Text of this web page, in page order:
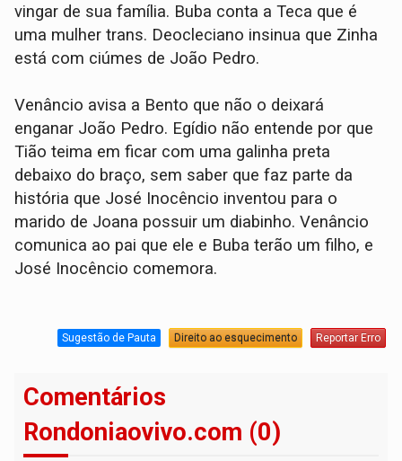
vingar de sua família. Buba conta a Teca que é
uma mulher trans. Deocleciano insinua que Zinha
está com ciúmes de João Pedro.
Venâncio avisa a Bento que não o deixará
enganar João Pedro. Egídio não entende por que
Tião teima em ficar com uma galinha preta
debaixo do braço, sem saber que faz parte da
história que José Inocêncio inventou para o
marido de Joana possuir um diabinho. Venâncio
comunica ao pai que ele e Buba terão um filho, e
José Inocêncio comemora.
Sugestão de Pauta Direito ao esquecimento Reportar Erro
Comentários
Rondoniaovivo.com (0)